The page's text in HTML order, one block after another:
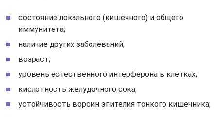
состояние локального (кишечного) и общего
иммунитета;
наличие других заболеваний;
возраст;
уровень естественного интерферона в клетках;
кислотность желудочного сока;
устойчивость ворсин эпителия тонкого кишечника;